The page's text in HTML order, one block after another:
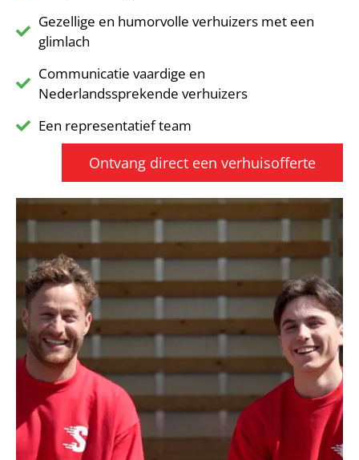
Gezellige en humorvolle verhuizers met een
glimlach
Communicatie vaardige en
Nederlandssprekende verhuizers
Een representatief team
Ontvang direct een verhuisofferte